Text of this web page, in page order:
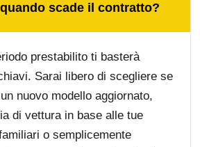
scade il contratto?
prestabilito ti basterà
Sarai libero di scegliere se
nuovo modello aggiornato,
di vettura in base alle tue
o semplicemente